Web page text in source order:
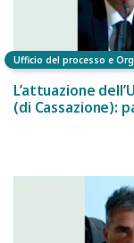
Ufficio del processo e
L’attuazione
(di Cassazione):